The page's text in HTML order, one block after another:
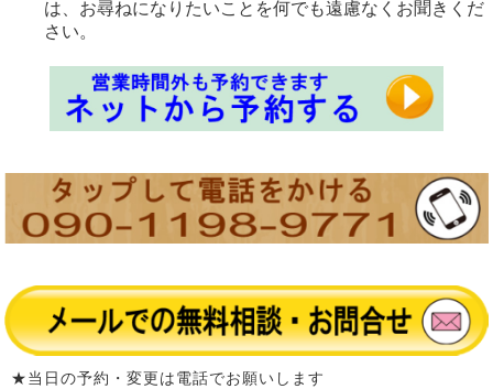
は、お尋ねになりたいことを何でも遠慮なくお聞きくだ
さい。
★当日の予約・変更は電話でお願いします